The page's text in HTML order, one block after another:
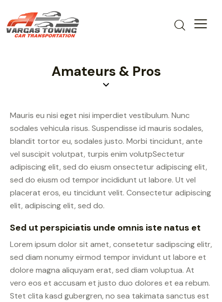
Amateurs & Pros
Mauris eu nisi eget nisi imperdiet vestibulum. Nunc
sodales vehicula risus. Suspendisse id mauris sodales,
blandit tortor eu, sodales justo. Morbi tincidunt, ante
vel suscipit volutpat, turpis enim volutpSectetur
adipiscing elit, sed do eiusm onsectetur adipiscing elit,
sed do eiusm od tempor incididunt ut labore. Ut vel
placerat eros, eu tincidunt velit. Consectetur adipiscing
elit, adipiscing elit, sed do.
Sed ut perspiciatis unde omnis iste natus et
Lorem ipsum dolor sit amet, consetetur sadipscing elitr,
sed diam nonumy eirmod tempor invidunt ut labore et
dolore magna aliquyam erat, sed diam voluptua. At
vero eos et accusam et justo duo dolores et ea rebum.
Stet clita kasd gubergren, no sea takimata sanctus est